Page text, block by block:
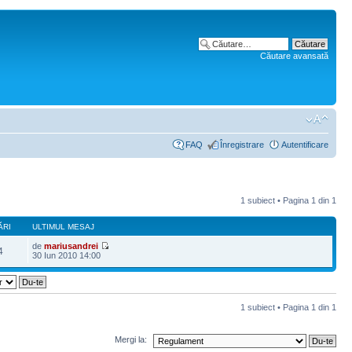
Căutare avansată
FAQ Înregistrare Autentificare
1 subiect • Pagina 1 din 1
ULTIMUL MESAJ
demariusandrei
30 Iun 2010 14:00
1 subiect • Pagina 1 din 1
Mergi la: